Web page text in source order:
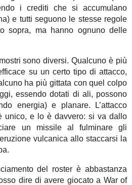
i crediti che si accumulano
e tutti seguono le stesse regole
sopra, ma hanno ognuno delle
sono diversi. Qualcuno è più
su un certo tipo di attacco,
ha più gittata con quel colpo
essendo dotati di ali, possono
energia) e planare. L’attacco
unico, e lo è davvero: si va dallo
un missile al fulminare gli
vulcanica allo staccarsi la
del roster è abbastanza
dire di avere giocato a War of